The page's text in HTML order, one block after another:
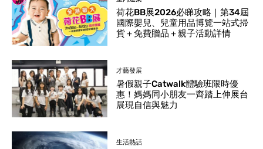
荷花BB展2026必睇攻略｜第34屆
國際嬰兒、兒童用品博覽一站式掃
貨＋免費贈品＋親子活動詳情
才藝發展
暑假親子Catwalk體驗班限時優
惠！媽媽同小朋友一齊踏上伸展台
展現自信與魅力
生活熱話